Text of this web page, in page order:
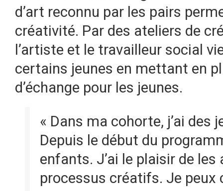
d’art reconnu par les pairs
créativité. Par des ateliers de
l’artiste et le travailleur social
certains jeunes en mettant en
d’échange pour les jeunes.
« Dans ma cohorte, j’ai des
Depuis le début du
enfants. J’ai le plaisir de
processus créatifs. Je peux